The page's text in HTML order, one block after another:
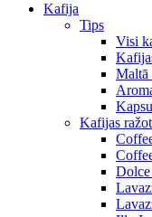
Kafija
Tips
Visi
Maltā
Kafijas